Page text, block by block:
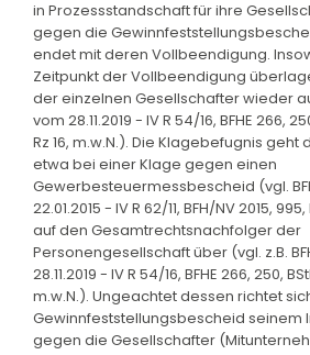
in Prozessstandschaft für ihre
gegen die
endet mit deren Vollbeendigung.
Zeitpunkt der Vollbeendigung
der einzelnen Gesellschafter wieder
vom 28.11.2019 - IV R 54/16, BFHE 266,
Rz 16, m.w.N.). Die Klagebefugnis
etwa bei einer Klage gegen einen
Gewerbesteuermessbescheid (vgl.
22.01.2015 - IV R 62/11, BFH/NV 2015,
auf den Gesamtrechtsnachfolger der
Personengesellschaft über (vgl. z.B.
28.11.2019 - IV R 54/16, BFHE 266, 250,
m.w.N.). Ungeachtet dessen richtet
Gewinnfeststellungsbescheid seinem
gegen die Gesellschafter